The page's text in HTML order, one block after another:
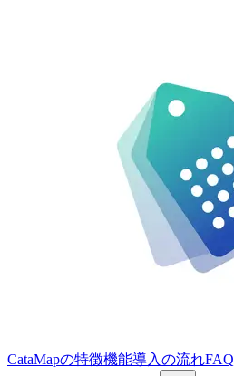
CataMapの特徴機能導入の流れFAQ